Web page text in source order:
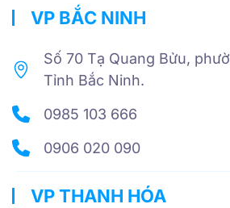
VP BẮC NINH
Số 70 Tạ Quang Bửu,
Tỉnh Bắc Ninh.
0985 103 666
0906 020 090
VP THANH HÓA